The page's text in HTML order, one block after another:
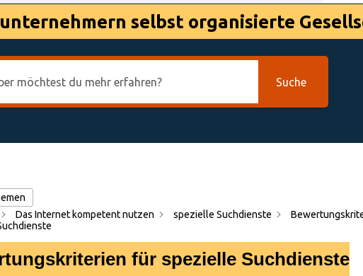
selbst organisierte
Suche
Das Internet kompetent nutzen spezielle Suchdienste
für spezielle Suchdienste